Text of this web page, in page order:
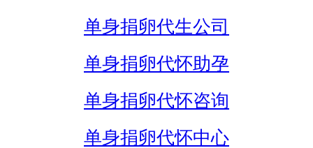
单身捐卵代生公司
单身捐卵代怀助孕
单身捐卵代怀咨询
单身捐卵代怀中心